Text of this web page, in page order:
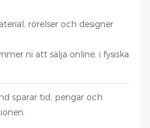
rörelser och designer
ni att sälja online, i fysiska
sparar tid, pengar och